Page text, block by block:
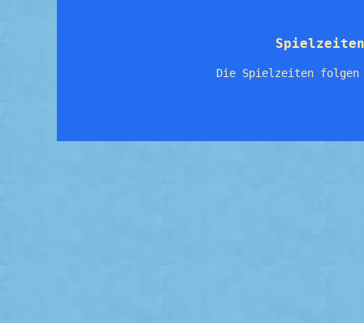
Spielzeiten
Die Spielzeiten